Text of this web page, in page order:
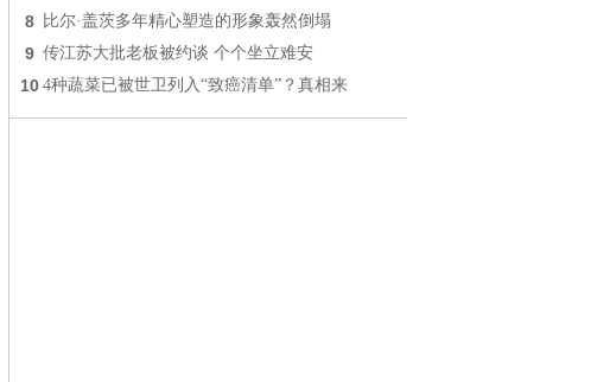
8 比尔·盖茨多年精心塑造的形象轰然倒塌
9 传江苏大批老板被约谈 个个坐立难安
10 4种蔬菜已被世卫列入“致癌清单”？真相来